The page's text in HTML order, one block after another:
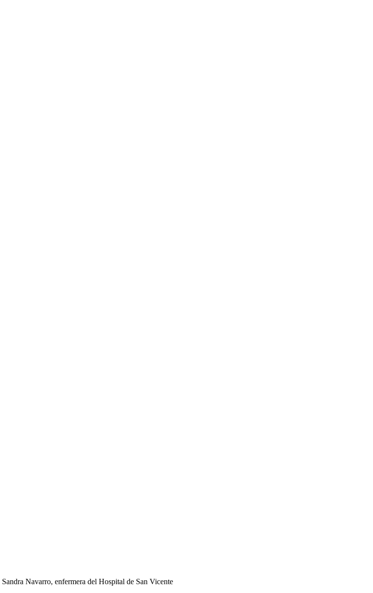
Navarro, enfermera del Hospital de San Vicente